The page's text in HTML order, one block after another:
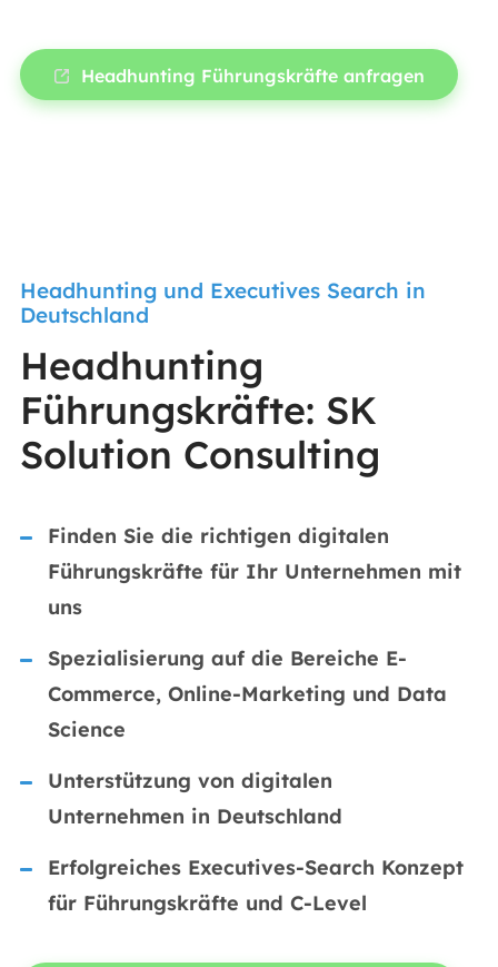
Headhunting Führungskräfte anfragen
Headhunting und Executives Search in
Deutschland
Headhunting
Führungskräfte: SK
Solution Consulting
Finden Sie die richtigen digitalen
Führungskräfte für Ihr Unternehmen mit
uns
Spezialisierung auf die Bereiche E-
Commerce, Online-Marketing und Data
Science
Unterstützung von digitalen
Unternehmen in Deutschland
Erfolgreiches Executives-Search Konzept
für Führungskräfte und C-Level